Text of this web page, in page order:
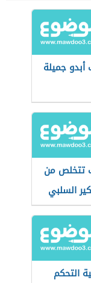
جميلة
تتخلص من
السلبي
التحكم